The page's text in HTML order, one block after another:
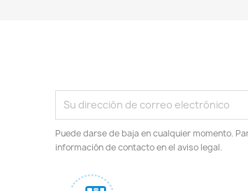
Puede darse de baja en cualquier momento.
información de contacto en el aviso legal.